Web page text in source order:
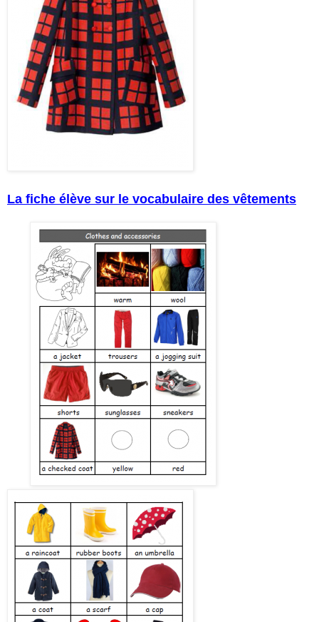
La fiche élève sur le vocabulaire des vêtements